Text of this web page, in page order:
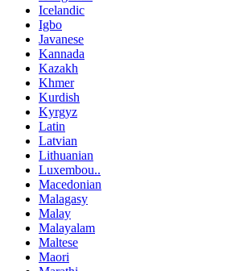
Icelandic
Igbo
Javanese
Kannada
Kazakh
Khmer
Kurdish
Kyrgyz
Latin
Latvian
Lithuanian
Luxembou..
Macedonian
Malagasy
Malay
Malayalam
Maltese
Maori